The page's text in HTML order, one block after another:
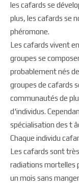
les cafards se
plus, les cafards se
phéromone.
Les cafards vivent
groupes se
probablement nés
groupes de cafards
communautés de
d'individus.
spécialisation des t
Chaque individu
Les cafards sont
radiations mortelles
un mois sans